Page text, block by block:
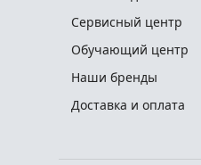
Сервисный центр
Обучающий центр
Наши бренды
Доставка и оплата